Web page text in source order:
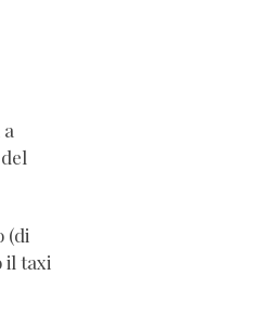
(di
il taxi